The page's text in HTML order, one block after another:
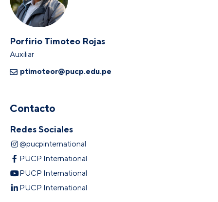
Porfirio Timoteo Rojas
Auxiliar
ptimoteor@pucp.edu.pe
Contacto
Redes Sociales
@pucpinternational
PUCP International
PUCP International
PUCP International